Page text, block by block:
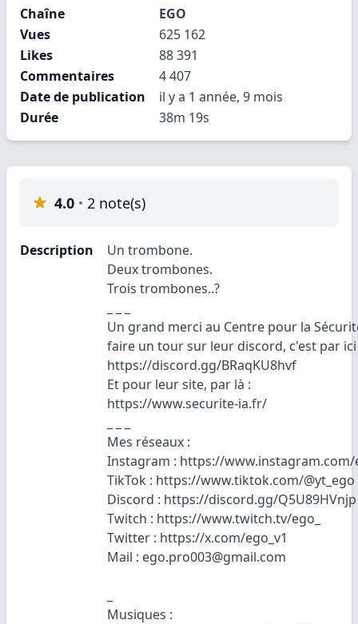
Chaîne
EGO
Vues
625 162
Likes
88 391
Commentaires
4 407
Date de publication
il y a 1 année, 9 mois
Durée
38m 19s
4.0 2 note(s)
Description
Un trombone.
Deux trombones.
Trois trombones..?
Un grand merci au Centre pour la
faire un tour sur leur discord, c'est par
https://discord.gg/BRaqKU8hvf
Et pour leur site, par là :
https://www.securite-ia.fr/
Mes réseaux :
Instagram : https://www.instagram.com/
TikTok : https://www.tiktok.com/@yt_ego
Discord : https://discord.gg/Q5U89HVnjp
Twitch : https://www.twitch.tv/ego_
Twitter : https://x.com/ego_v1
Mail : ego.pro003@gmail.com
Musiques :